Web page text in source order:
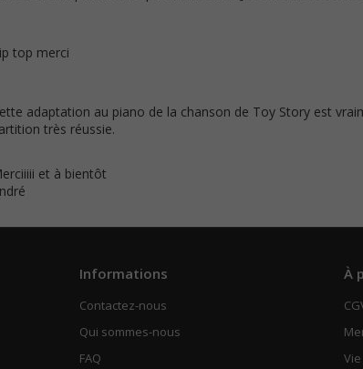
top merci
adaptation au piano de la chanson de Toy Story est
très réussie.
et à bientôt
Informations
Contactez-nous
Qui sommes-nous
FAQ
À